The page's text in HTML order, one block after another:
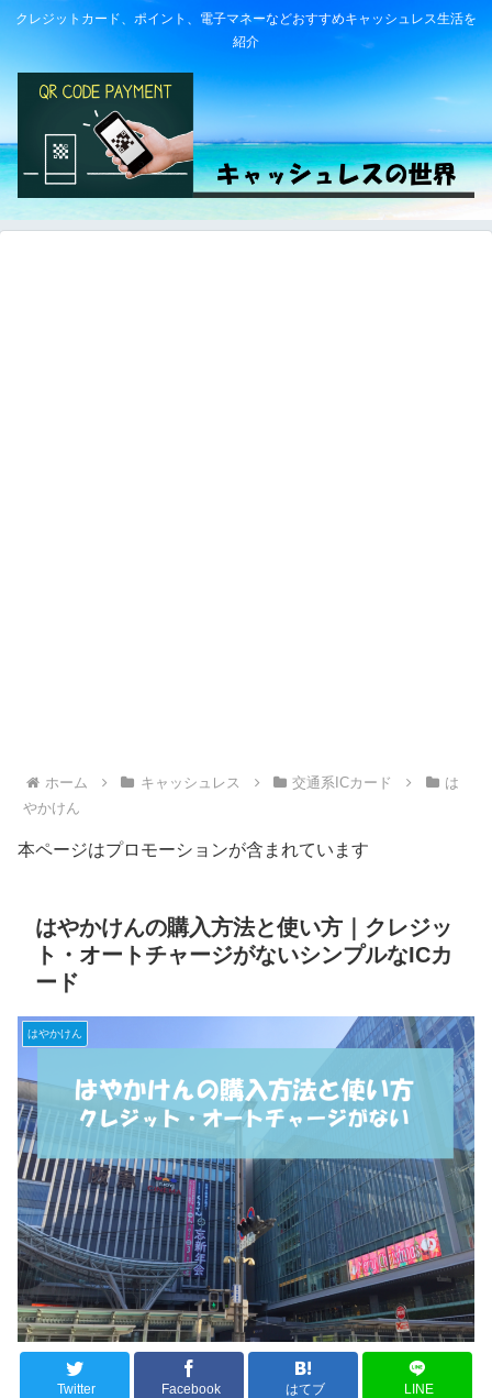
クレジットカード、ポイント、電子マネーなどおすすめキャッシュレス生活を
紹介
ホーム キャッシュレス 交通系ICカード
は
やかけん
本ページはプロモーションが含まれています
はやかけんの購入方法と使い方｜クレジッ
ト・オートチャージがないシンプルなICカ
ード
はやかけん
Twitter Facebook はてブ LINE